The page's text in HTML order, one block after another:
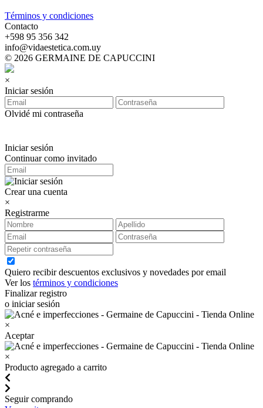
Términos y condiciones
Contacto
‪+598 95 356 342‬
info@vidaestetica.com.uy
© 2026 GERMAINE DE CAPUCCINI
×
Iniciar sesión
Olvidé mi contraseña
Iniciar sesión
Continuar como invitado
Crear una cuenta
×
Registrarme
Quiero recibir descuentos exclusivos y novedades por email
Ver los términos y condiciones
Finalizar registro
o iniciar sesión
×
Aceptar
×
Producto agregado a carrito
Seguir comprando